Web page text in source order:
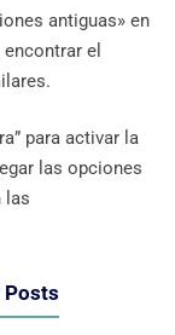
antiguas» en
el
para activar la
las opciones
las
Posts